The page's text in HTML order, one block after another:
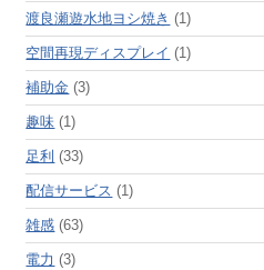
渡良瀬遊水地ヨシ焼き (1)
空間再現ディスプレイ (1)
補助金 (3)
趣味 (1)
足利 (33)
配信サービス (1)
雑感 (63)
電力 (3)